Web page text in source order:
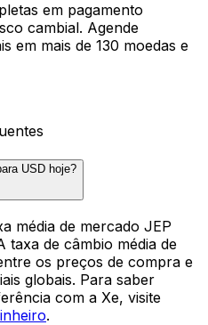
em pagamento
cambial. Agende
em mais de 130 moedas e
USD hoje?
média de mercado JEP
taxa de câmbio média de
os preços de compra e
globais. Para saber
com a Xe, visite
.